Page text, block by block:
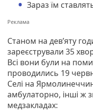
Зараз їм
Станом на дев’яту
зареєстрували 35
Всі вони були на
проводились 19
Селі на
амбулаторно, інші ж
медзакладах: